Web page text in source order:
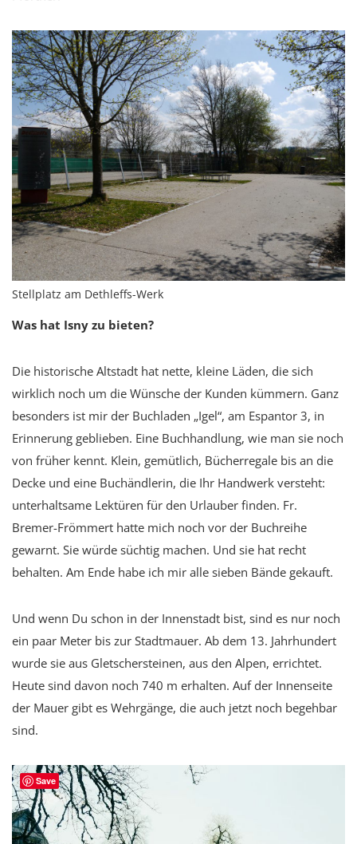
Stellplatz am Dethleffs-Werk
Was hat Isny zu bieten?
Die historische Altstadt hat nette, kleine Läden, die sich
wirklich noch um die Wünsche der Kunden kümmern. Ganz
besonders ist mir der Buchladen „Igel“, am Espantor 3, in
Erinnerung geblieben. Eine Buchhandlung, wie man sie noch
von früher kennt. Klein, gemütlich, Bücherregale bis an die
Decke und eine Buchändlerin, die Ihr Handwerk versteht:
unterhaltsame Lektüren für den Urlauber finden. Fr.
Bremer-Frömmert hatte mich noch vor der Buchreihe
gewarnt. Sie würde süchtig machen. Und sie hat recht
behalten. Am Ende habe ich mir alle sieben Bände gekauft.
Und wenn Du schon in der Innenstadt bist, sind es nur noch
ein paar Meter bis zur Stadtmauer. Ab dem 13. Jahrhundert
wurde sie aus Gletschersteinen, aus den Alpen, errichtet.
Heute sind davon noch 740 m erhalten. Auf der Innenseite
der Mauer gibt es Wehrgänge, die auch jetzt noch begehbar
sind.
Save